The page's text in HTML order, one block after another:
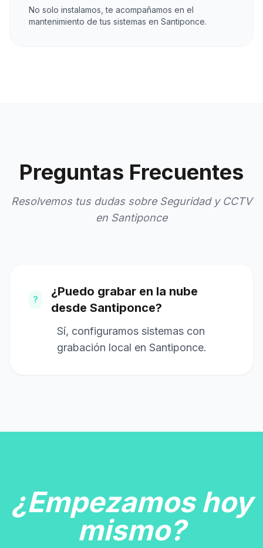
No solo instalamos, te acompañamos en el
mantenimiento de tus sistemas en Santiponce.
Preguntas Frecuentes
Resolvemos tus dudas sobre Seguridad y CCTV
en Santiponce
?
¿Puedo grabar en la nube
desde Santiponce?
Sí, configuramos sistemas con
grabación local en Santiponce.
¿Empezamos hoy
mismo?